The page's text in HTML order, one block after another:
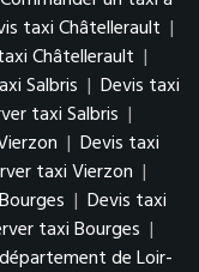
taxi Châtellerault |
Châtellerault |
Salbris | Devis taxi
taxi Salbris |
| Devis taxi
taxi Vierzon |
| Devis taxi
taxi Bourges |
de Loir-